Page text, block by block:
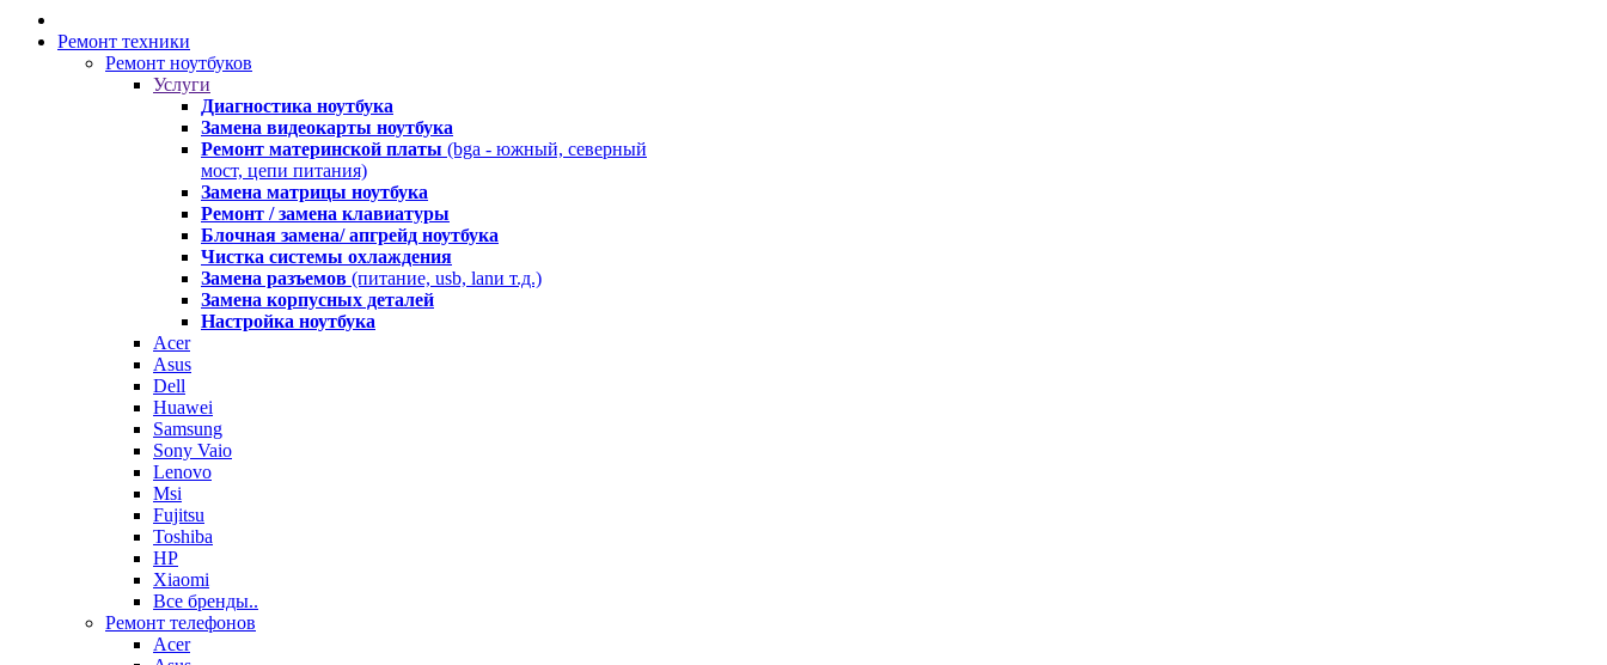
Ремонт техники
Ремонт ноутбуков
Услуги
Диагностика ноутбука
Замена видеокарты ноутбука
Ремонт материнской платы (bga - южный, северный
мост, цепи питания)
Замена матрицы ноутбука
Ремонт / замена клавиатуры
Блочная замена/ апгрейд ноутбука
Чистка системы охлаждения
Замена разъемов (питание, usb, lanи т.д.)
Замена корпусных деталей
Настройка ноутбука
Acer
Asus
Dell
Huawei
Samsung
Sony Vaio
Lenovo
Msi
Fujitsu
Toshiba
HP
Xiaomi
Все бренды..
Ремонт телефонов
Acer